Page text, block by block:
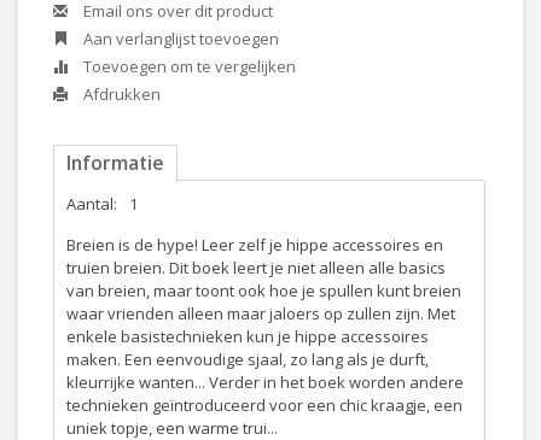
Email ons over dit product
Aan verlanglijst toevoegen
Toevoegen om te vergelijken
Afdrukken
Informatie
Aantal:
1
Breien is de hype! Leer zelf je hippe accessoires en
truien breien. Dit boek leert je niet alleen alle basics
van breien, maar toont ook hoe je spullen kunt breien
waar vrienden alleen maar jaloers op zullen zijn. Met
enkele basistechnieken kun je hippe accessoires
maken. Een eenvoudige sjaal, zo lang als je durft,
kleurrijke wanten... Verder in het boek worden andere
technieken geïntroduceerd voor een chic kraagje, een
uniek topje, een warme trui...